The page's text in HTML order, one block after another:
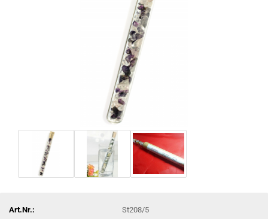
Art.Nr.:
St208/5